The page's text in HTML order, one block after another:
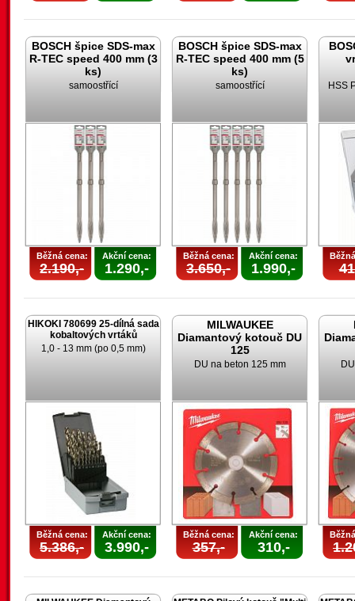
BOSCH špice SDS-max
R-TEC speed 400 mm (3
ks)
samoostřící
Běžná cena:
2.190,-
Akční cena:
1.290,-
BOSCH špice SDS-max
R-TEC speed 400 mm (5
ks)
samoostřící
Běžná cena:
3.650,-
Akční cena:
1.990,-
HSS
HIKOKI 780699 25-dílná sada
kobaltových vrtáků
1,0 - 13 mm (po 0,5 mm)
Běžná cena:
5.386,-
Akční cena:
3.990,-
MILWAUKEE
Diamantový kotouč DU
125
DU na beton 125 mm
Běžná cena:
357,-
Akční cena:
310,-